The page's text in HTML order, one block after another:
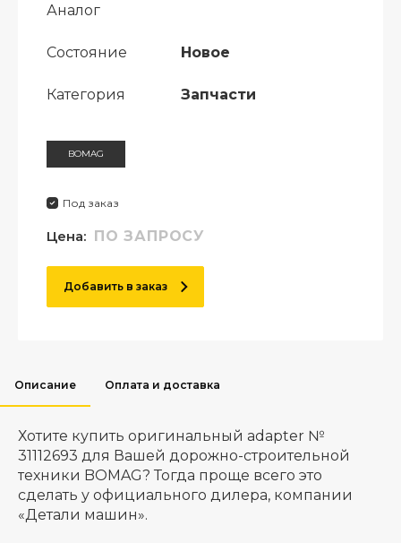
Аналог
Состояние Новое
Категория Запчасти
BOMAG
Под заказ
Цена: ПО ЗАПРОСУ
Добавить в заказ
Описание Оплата и доставка
Хотите купить оригинальный adapter №
31112693 для Вашей дорожно-строительной
техники BOMAG? Тогда проще всего это
сделать у официального дилера, компании
«Детали машин».